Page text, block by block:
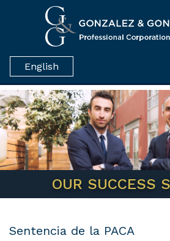
English
OUR SUCCESS
Sentencia de la PACA